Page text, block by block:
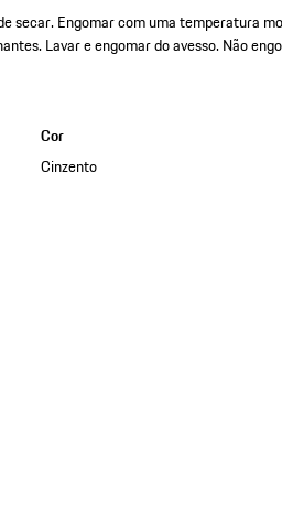
secar. Engomar com uma temperatura
Lavar e engomar do avesso. Não
Cor
Cinzento